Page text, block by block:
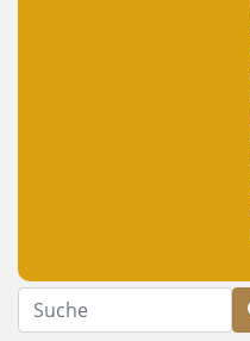
Suche